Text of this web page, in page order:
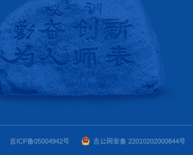
吉ICP备05004942号 吉公网安备 22010202000844号